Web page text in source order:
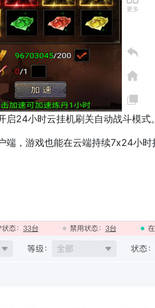
24小时云挂机刷关自动战斗模式。
，游戏也能在云端持续7x24小时